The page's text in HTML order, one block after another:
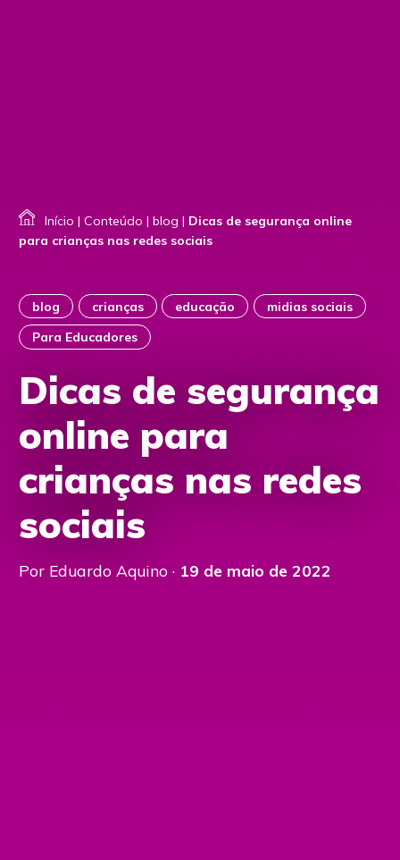
Início | Conteúdo | blog | Dicas de segurança online
para crianças nas redes sociais
blog crianças educação
midias sociais
Para Educadores
Dicas de segurança
online para
crianças nas redes
sociais
Por Eduardo Aquino · 19 de maio de 2022